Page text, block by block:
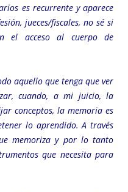
es recurrente y aparece
jueces/fiscales, no sé si
el acceso al cuerpo de
aquello que tenga que ver
cuando, a mi juicio, la
conceptos, la memoria es
lo aprendido. A través
memoriza y por lo tanto
que necesita para